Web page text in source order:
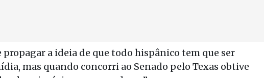
a ideia de que todo hispânico tem que ser
mas quando concorri ao Senado pelo Texas obtive